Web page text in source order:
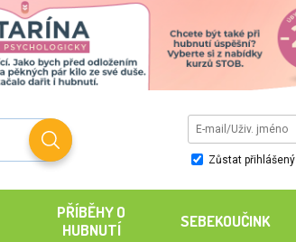
Zůstat přihlášený
PŘÍBĚHY O
HUBNUTÍ
SEBEKOUČINK